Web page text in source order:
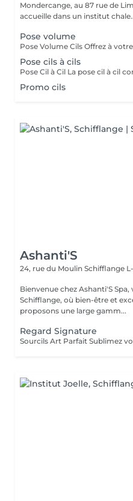
Mondercange, au 87 rue de
accueille dans un institut
Pose volume
Pose cils à cils
Promo cils
Ashanti'S
24, rue du Moulin Schifflange
Bienvenue chez Ashanti'S Spa, votre institut de beauté situé à
Schifflange, où bien-être et
proposons une large gamm...
Regard Signature